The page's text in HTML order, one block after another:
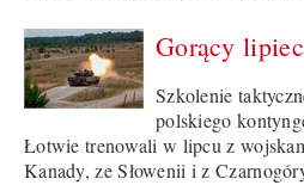
Gorący
Szkolenie
polskiego
Łotwie trenowali w lipcu z
Kanady, ze Słowenii i z